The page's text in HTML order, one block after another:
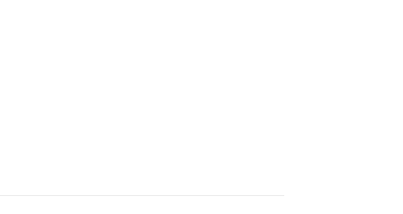
más preppy o urbano. La
del exotismo. Estas camisas son
un crucero o simplemente para disfrutar
en ABH